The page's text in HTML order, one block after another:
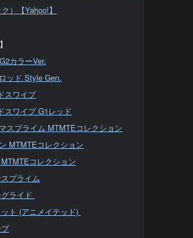
）【Yahoo!】
カラーVer.
ッド Style Gen.
スワイプ
スワイプ G1レッド
スプライム MTMTEコレクション
MTMTEコレクション
コレクション
プライム
ライド
ト (アニメイテッド)